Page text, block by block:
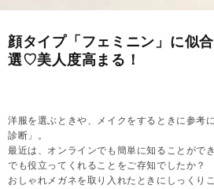
顔タイプ「フェミニン」に似
選♡美人度高まる！
洋服を選ぶときや、メイクをするときに参考
診断」。
最近は、オンラインでも簡単に知ることがで
でも役立ってくれることをご存知でしたか？
おしゃれメガネを取り入れたときにしっくり